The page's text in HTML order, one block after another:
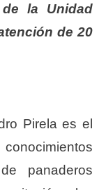
la Unidad
de 20
Pirela es el
panaderos